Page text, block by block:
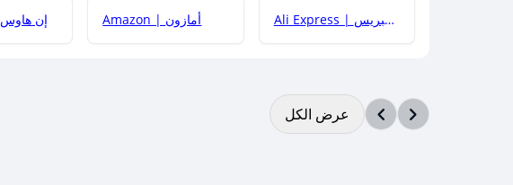
In-House | إن هاوس Amazon | أمازون Ali Express | علي إكسبريس
عرض الكل